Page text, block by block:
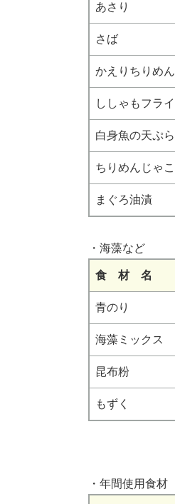
あさり
さば
かえりちりめん
ししゃもフライ
白身魚の天ぷら
ちりめんじゃこ
まぐろ油漬
・海藻など
食 材 名
青のり
海藻ミックス
昆布粉
もずく
・年間使用食材